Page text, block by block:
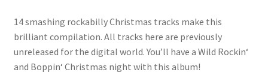
14 smashing rockabilly Christmas tracks make this
brilliant compilation. All tracks here are previously
unreleased for the digital world. You’ll have a Wild Rockin‘
and Boppin‘ Christmas night with this album!